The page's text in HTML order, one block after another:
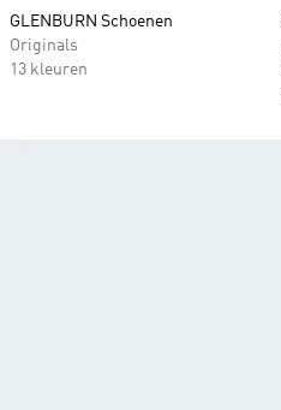
GLENBURN Schoenen
Originals
13 kleuren